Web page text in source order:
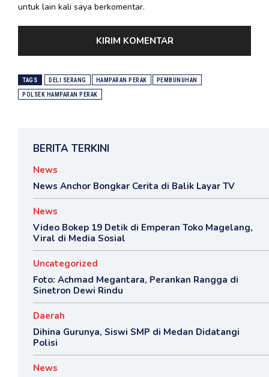
untuk lain kali saya berkomentar.
TAGS DELI SERANG HAMPARAN PERAK PEMBUNUHAN
POLSEK HAMPARAN PERAK
BERITA TERKINI
News
News Anchor Bongkar Cerita di Balik Layar TV
News
Video Bokep 19 Detik di Emperan Toko Magelang,
Viral di Media Sosial
Uncategorized
Foto: Achmad Megantara, Perankan Rangga di
Sinetron Dewi Rindu
Daerah
Dihina Gurunya, Siswi SMP di Medan Didatangi
Polisi
News